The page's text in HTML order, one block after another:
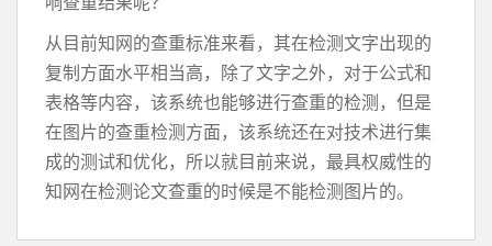
从目前知网的查重标准来看，其在检测文字出现的
复制方面水平相当高，除了文字之外，对于公式和
表格等内容，该系统也能够进行查重的检测，但是
在图片的查重检测方面，该系统还在对技术进行集
成的测试和优化，所以就目前来说，最具权威性的
知网在检测论文查重的时候是不能检测图片的。